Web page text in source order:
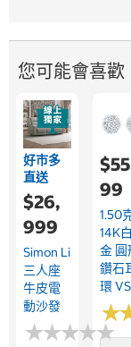
您可能會喜歡
好市多
直送
$26,
999
Simon Li
三人座
牛皮電
動沙發
★★★★★
★★★★★
99
1.50
14K
金 圓
鑽石
環
★
★